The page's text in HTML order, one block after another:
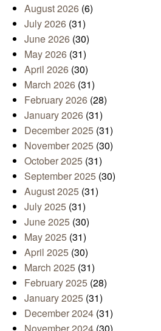
August 2026 (6)
July 2026 (31)
June 2026 (30)
May 2026 (31)
April 2026 (30)
March 2026 (31)
February 2026 (28)
January 2026 (31)
December 2025 (31)
November 2025 (30)
October 2025 (31)
September 2025 (30)
August 2025 (31)
July 2025 (31)
June 2025 (30)
May 2025 (31)
April 2025 (30)
March 2025 (31)
February 2025 (28)
January 2025 (31)
December 2024 (31)